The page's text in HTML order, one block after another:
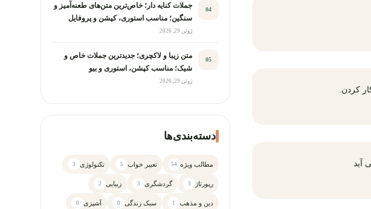
کردن.
آید
04
جملات کنایه دار؛ خاص‌ترین متن‌های طعنه‌آمیز و
سنگین؛ مناسب استوری، کپشن و پروفایل
ژوئن 29, 2026
05
متن زیبا و لاکچری؛ جدیدترین جملات خاص و
شیک؛ مناسب کپشن، استوری و بیو
ژوئن 29, 2026
دسته‌بندی‌ها
مطالب ویژه 54 تعبیر خواب 5 تکنولوژی 3
رپورتاژ 3 گردشگری 3 زیبایی 2
دین و مذهب 1 سبک زندگی 0 آشپزی 0